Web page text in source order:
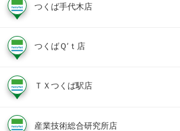
つくば手代木店
つくばＱ’ｔ店
ＴＸつくば駅店
産業技術総合研究所店